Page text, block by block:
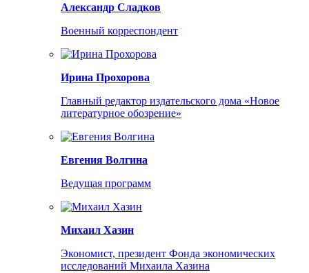
Александр Сладков
Военный корреспондент
Ирина Прохорова
Главный редактор издательского дома «Новое
литературное обозрение»
Евгения Волгина
Ведущая программ
Михаил Хазин
Экономист, президент Фонда экономических
исследований Михаила Хазина